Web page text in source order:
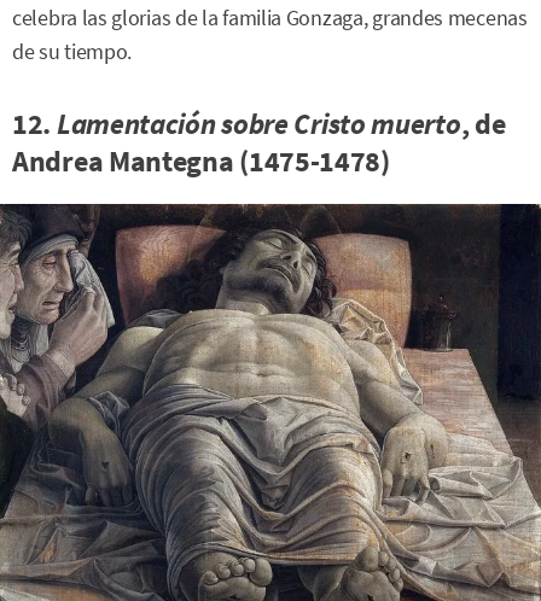
celebra las glorias de la familia Gonzaga, grandes mecenas
de su tiempo.
12.Lamentación sobre Cristo muerto, de
Andrea Mantegna (1475-1478)